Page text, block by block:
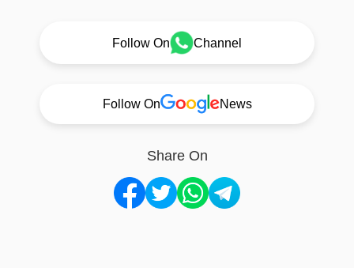
Follow On Channel
Follow On News
Share On